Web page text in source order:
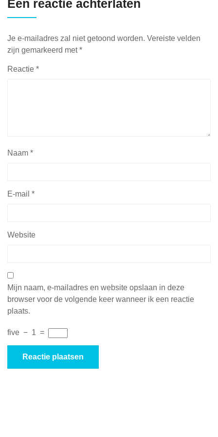
Een reactie achterlaten
Je e-mailadres zal niet getoond worden. Vereiste velden
zijn gemarkeerd met*
Reactie *
Naam *
E-mail *
Website
Mijn naam, e-mailadres en website opslaan in deze
browser voor de volgende keer wanneer ik een reactie
plaats.
five − 1 =